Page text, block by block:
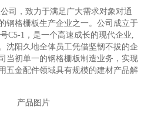
司，致力于满足广大需求对象对通
钢格栅板生产企业之一。公司成立于
C5-1，是一个高速成长的现代企业,
沈阳久地全体员工凭借坚韧不拔的企
当初单一的钢格栅板制造业务，实现
五金配件领域具有规模的建材产品解